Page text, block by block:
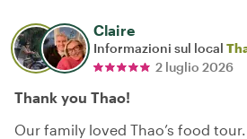
Claire
Informazioni sul local
2 luglio 2026
Thank you Thao!
Our family loved Thao’s food